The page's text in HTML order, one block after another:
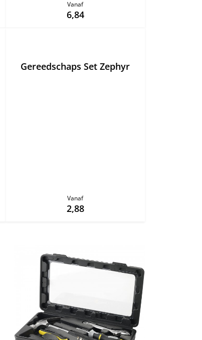
Vanaf
6,84
Gereedschaps Set Zephyr
Vanaf
2,88